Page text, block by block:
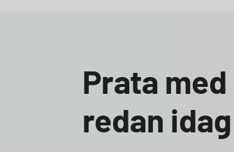
Prata
redan idag